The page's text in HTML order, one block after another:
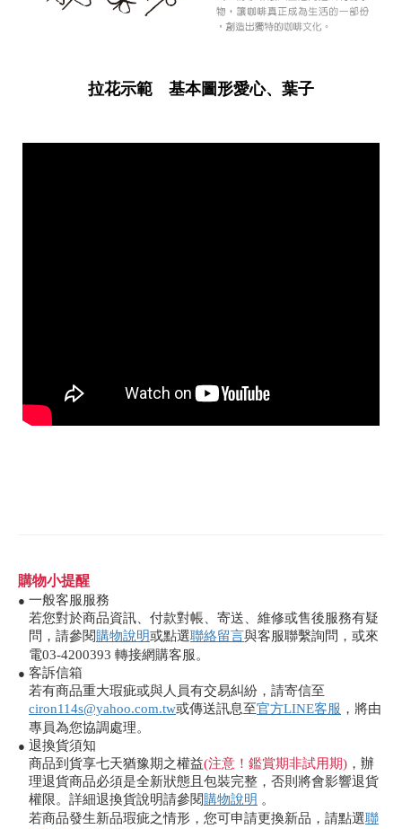
拉花示範 基本圖形愛心、葉子
購物小提醒
● 一般客服服務
若您對於商品資訊、付款對帳、寄送、維修或售後服務有疑
問，請參閱購物說明或點選聯絡留言與客服聯繫詢問，或來
電03-4200393 轉接網購客服。
● 客訴信箱
若有商品重大瑕疵或與人員有交易糾紛，請寄信至
ciron114s@yahoo.com.tw或傳送訊息至官方LINE客服 ，將由
專員為您協調處理。
● 退換貨須知
商品到貨享七天猶豫期之權益(注意！鑑賞期非試用期) ，辦
理退貨商品必須是全新狀態且包裝完整，否則將會影響退貨
權限。詳細退換貨說明請參閱購物說明 。
若商品發生新品瑕疵之情形，您可申請更換新品，請點選聯